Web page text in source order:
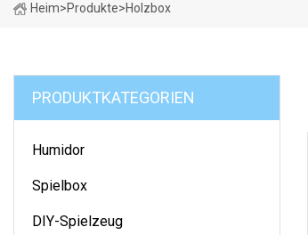
Heim>Produkte>Holzbox
PRODUKTKATEGORIEN
Humidor
Spielbox
DIY-Spielzeug